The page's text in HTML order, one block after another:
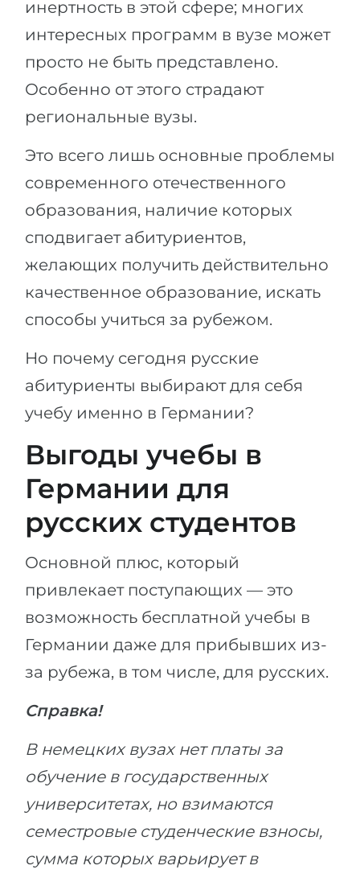
инертность в этой сфере; многих
интересных программ в вузе может
просто не быть представлено.
Особенно от этого страдают
региональные вузы.
Это всего лишь основные проблемы
современного отечественного
образования, наличие которых
сподвигает абитуриентов,
желающих получить действительно
качественное образование, искать
способы учиться за рубежом.
Но почему сегодня русские
абитуриенты выбирают для себя
учебу именно в Германии?
Выгоды учебы в
Германии для
русских студентов
Основной плюс, который
привлекает поступающих — это
возможность бесплатной учебы в
Германии даже для прибывших из-
за рубежа, в том числе, для русских.
Справка!
В немецких вузах нет платы за
обучение в государственных
университетах, но взимаются
семестровые студенческие взносы,
сумма которых варьирует в